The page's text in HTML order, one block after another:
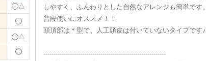
しやすく、ふんわりとした自然なアレンジも簡単です。
普段使いにオススメ！！
頭頂部は＊型で、人工頭皮は付いていないタイプです♪
------------------------------------------------------------
△
△